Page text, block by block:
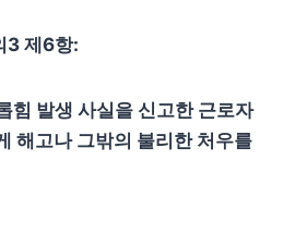
3 제6항:
힘 발생 사실을 신고한 근로자
해고나 그밖의 불리한 처우를